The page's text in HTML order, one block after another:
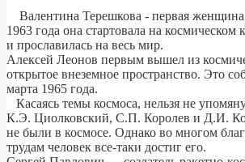
Валентина Терешкова - первая
1963 года она стартовала на космическом
и прославилась на весь мир.
Алексей Леонов первым вышел из
открытое внеземное пространство. Это
марта 1965 года.
Касаясь темы космоса, нельзя не
К.Э. Циолковский, С.П. Королев и Д.И.
не были в космосе. Однако во многом
трудам человек все-таки достиг его.